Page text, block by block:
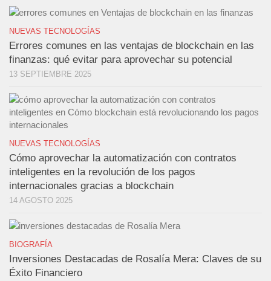
NUEVAS TECNOLOGÍAS
Errores comunes en las ventajas de blockchain en las
finanzas: qué evitar para aprovechar su potencial
13 SEPTIEMBRE 2025
NUEVAS TECNOLOGÍAS
Cómo aprovechar la automatización con contratos
inteligentes en la revolución de los pagos
internacionales gracias a blockchain
14 AGOSTO 2025
BIOGRAFÍA
Inversiones Destacadas de Rosalía Mera: Claves de su
Éxito Financiero